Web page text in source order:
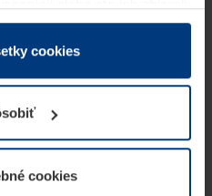
cookies ukladať na Vašom
všetky ostatné typy cookie
Vaše povolenie môžete
vo vysvetlení cookie
cookies
cookies